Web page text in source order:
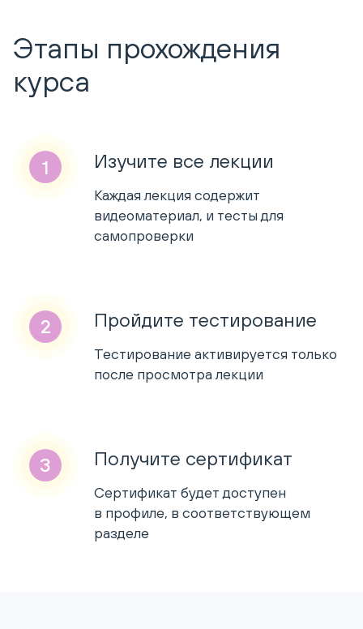
Этапы прохождения
курса
Изучите все лекции
Каждая лекция содержит
видеоматериал, и тесты для
самопроверки
Пройдите тестирование
Тестирование активируется только
после просмотра лекции
Получите сертификат
Сертификат будет доступен
в профиле, в соответствующем
разделе